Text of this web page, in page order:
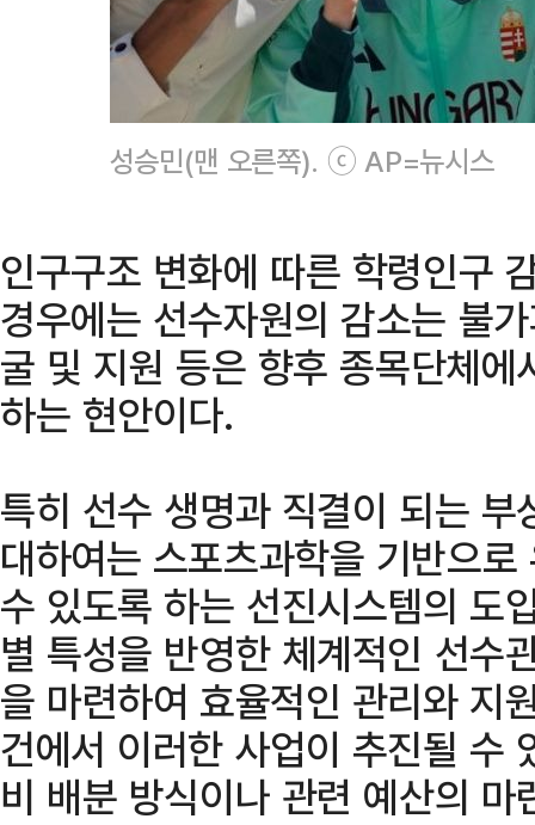
성승민(맨 오른쪽). ⓒ AP=뉴시스
인구구조 변화에 따른 학령인구
경우에는 선수자원의 감소는 불
굴 및 지원 등은 향후 종목단체
하는 현안이다.
특히 선수 생명과 직결이 되는
대하여는 스포츠과학을 기반으
수 있도록 하는 선진시스템의 도
별 특성을 반영한 체계적인 선수
을 마련하여 효율적인 관리와 지
건에서 이러한 사업이 추진될 수
비 배분 방식이나 관련 예산의 마